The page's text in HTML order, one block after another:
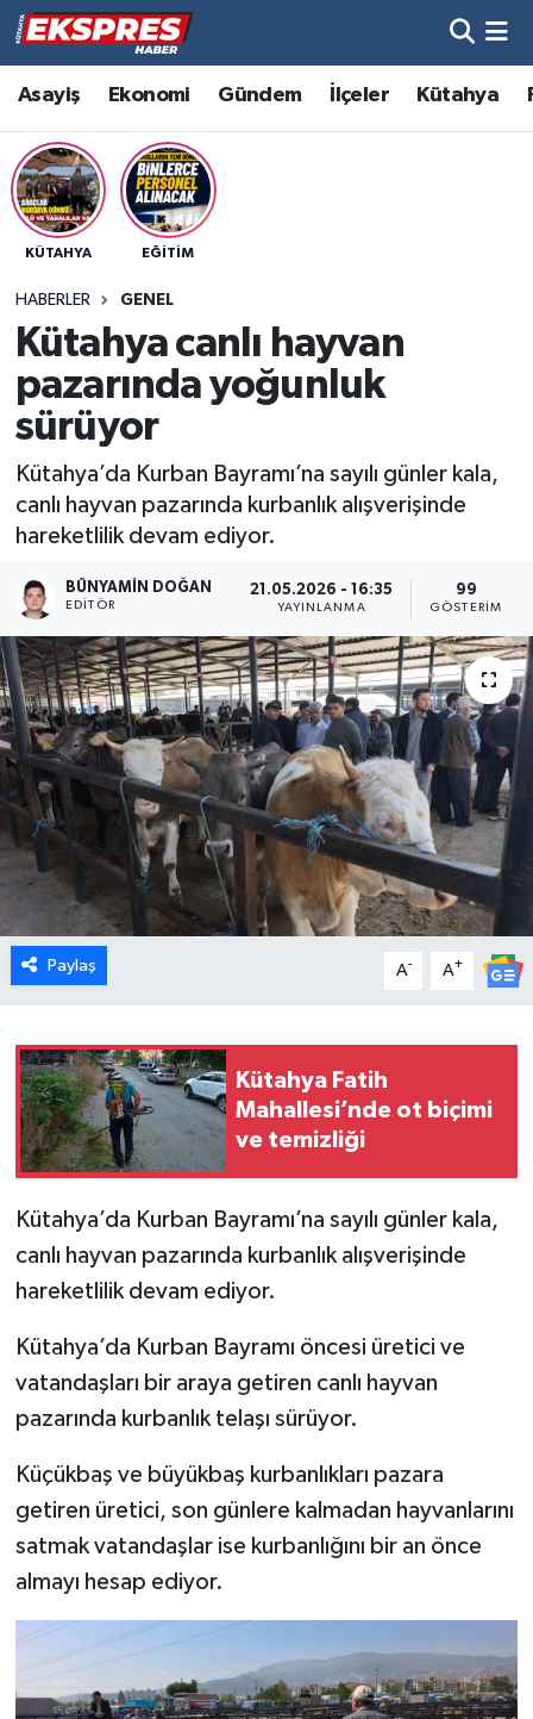
Asayiş Ekonomi Gündem İlçeler Kütahya
KÜTAHYA EĞITIM
HABERLER GENEL
Kütahya canlı hayvan
pazarında yoğunluk
sürüyor
Kütahya’da Kurban Bayramı’na sayılı günler kala,
canlı hayvan pazarında kurbanlık alışverişinde
hareketlilik devam ediyor.
BÜNYAMIN DOĞAN
EDITÖR
21.05.2026 - 16:35
YAYINLANMA
99
GÖSTERIM
Paylaş A- A+
Kütahya Fatih
Mahallesi’nde ot biçimi
ve temizliği
Kütahya’da Kurban Bayramı’na sayılı günler kala,
canlı hayvan pazarında kurbanlık alışverişinde
hareketlilik devam ediyor.
Kütahya’da Kurban Bayramı öncesi üretici ve
vatandaşları bir araya getiren canlı hayvan
pazarında kurbanlık telaşı sürüyor.
Küçükbaş ve büyükbaş kurbanlıkları pazara
getiren üretici, son günlere kalmadan hayvanlarını
satmak vatandaşlar ise kurbanlığını bir an önce
almayı hesap ediyor.
Altıntaş
Asayiş
Aslanapa
Bölge
Çavdarhisar
Dumlupınar
Dünya
Eğitim
Ekonomi
Emet
Foto Galeri
Gediz
Genel
Hisarcık
İlçeler
Köşe Yazıları
Kültür Sanat
Kütahya
Magazin
Otomobil
Pazarlar
Politika
Rüya Tabirleri
Hava Durumu
Trafik Durumu
Süper Lig Puan Durumu ve Fikstür
Son Dakika Haberleri
Haber Arşivi